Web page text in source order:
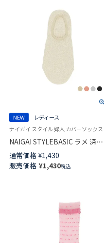
NEW
レディース
ナイガイ スタイル 婦人 カバーソックス
NAIGAI STYLEBASIC ラメ 深履
き フットカバー かかと滑り止
め付き レディース ソックス 日
本製 03097503
通常価格 ¥1,430
販売価格 ¥1,430税込